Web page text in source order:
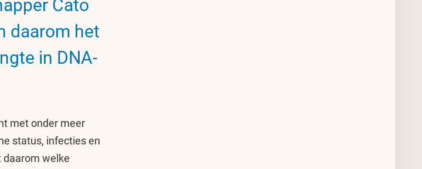
Cato
daarom het
in DNA-
met onder meer
status, infecties en
daarom welke